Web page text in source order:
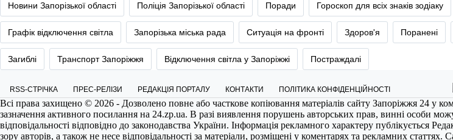
Новини Запорізької області Поліція Запорізької області Поради Гороскоп для всіх знаків зодіаку
Графік відключення світла Запорізька міська рада Ситуація на фронті Здоров'я Поранені
Загиблі Транспорт Запоріжжя Відключення світла у Запоріжжі Постраждалі
RSS-СТРІЧКА ПРЕС-РЕЛІЗИ РЕДАКЦІЯ ПОРТАЛУ КОНТАКТИ ПОЛІТИКА КОНФІДЕНЦІЙНОСТІ
Всі права захищено © 2026 - Дозволено повне або часткове копіювання матеріалів сайту Запоріжжя 24 у
зазначення активного посилання на 24.zp.ua. В разі виявлення порушень авторських прав, винні особи
відповідальності відповідно до законодавства України. Інформація рекламного характеру публікується
зору авторів, а також не несе відповідальності за матеріали, розміщені у коментарях та рекламних статтях.